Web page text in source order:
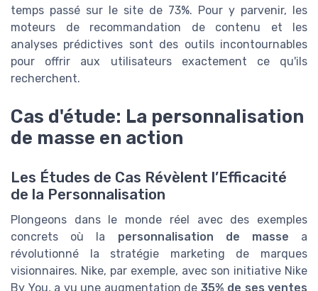
temps passé sur le site de 73%. Pour y parvenir, les
moteurs de recommandation de contenu et les
analyses prédictives sont des outils incontournables
pour offrir aux utilisateurs exactement ce qu'ils
recherchent.
Cas d'étude: La personnalisation
de masse en action
Les Études de Cas Révèlent l’Efficacité
de la Personnalisation
Plongeons dans le monde réel avec des exemples
concrets où la personnalisation de masse a
révolutionné la stratégie marketing de marques
visionnaires. Nike, par exemple, avec son initiative Nike
By You, a vu une augmentation de 35% de ses ventes